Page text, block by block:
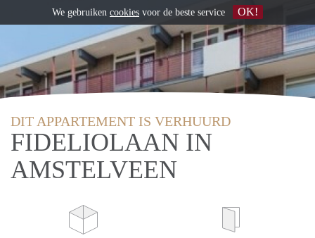
DIT APPARTEMENT IS VERHUURD
FIDELIOLAAN IN
AMSTELVEEN
We gebruiken cookies voor de beste service OK!